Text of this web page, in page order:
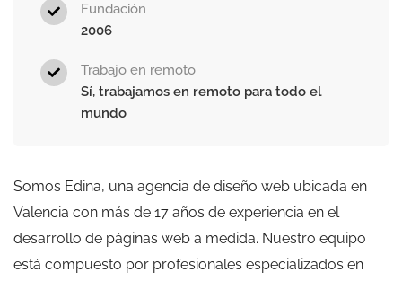
Fundación
2006
Trabajo en remoto
Sí, trabajamos en remoto para todo el
mundo
Somos Edina, una agencia de diseño web ubicada en
Valencia con más de 17 años de experiencia en el
desarrollo de páginas web a medida. Nuestro equipo
está compuesto por profesionales especializados en